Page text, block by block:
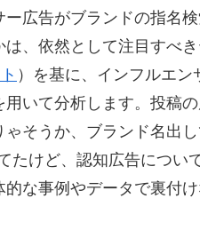
広告がブランドの指名
、依然として注目すべき
）を基に、インフルエン
いて分析します。投稿
そうか、ブランド名出
たけど、認知広告につい
な事例やデータで裏付